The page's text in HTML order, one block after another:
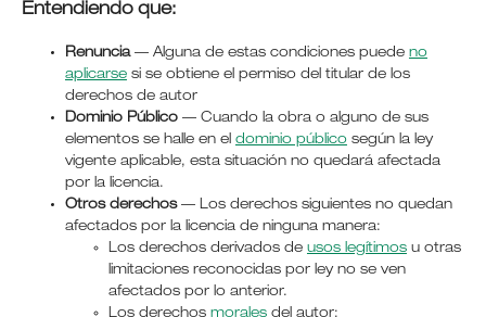
Entendiendo que:
Renuncia— Alguna de estas condiciones puede no
aplicarsesi se obtiene el permiso del titular de los
derechos de autor
Dominio Público— Cuando la obra o alguno de sus
elementos se halle en el dominio públicosegún la ley
vigente aplicable, esta situación no quedará afectada
por la licencia.
Otros derechos— Los derechos siguientes no quedan
afectados por la licencia de ninguna manera:
Los derechos derivados de usos legítimosu otras
limitaciones reconocidas por ley no se ven
afectados por lo anterior.
Los derechos moralesdel autor;